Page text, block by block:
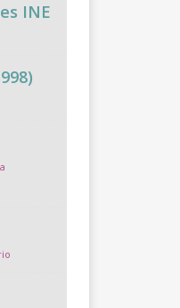
INE